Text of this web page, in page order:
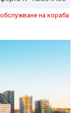
на кораба